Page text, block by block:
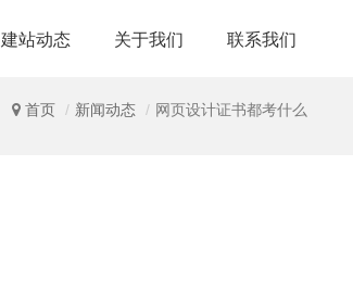
建站动态 关于我们 联系我们
首页 新闻动态 网页设计证书都考什么